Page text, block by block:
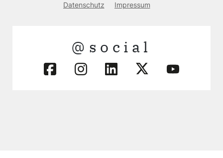
Datenschutz
Impressum
@social